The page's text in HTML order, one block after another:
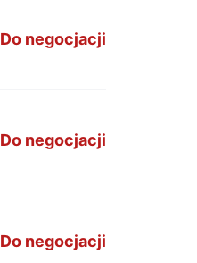
Do negocjacji
Do negocjacji
Do negocjacji